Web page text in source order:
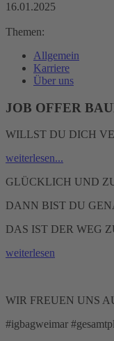
16.01.2025
Themen:
Allgemein
Karriere
Über uns
JOB OFFER
WILLST DU DICH
weiterlesen...
GLÜCKLICH UND
DANN BIST DU
DAS IST DER WEG
weiterlesen
WIR FREUEN UNS
#igbagweimar